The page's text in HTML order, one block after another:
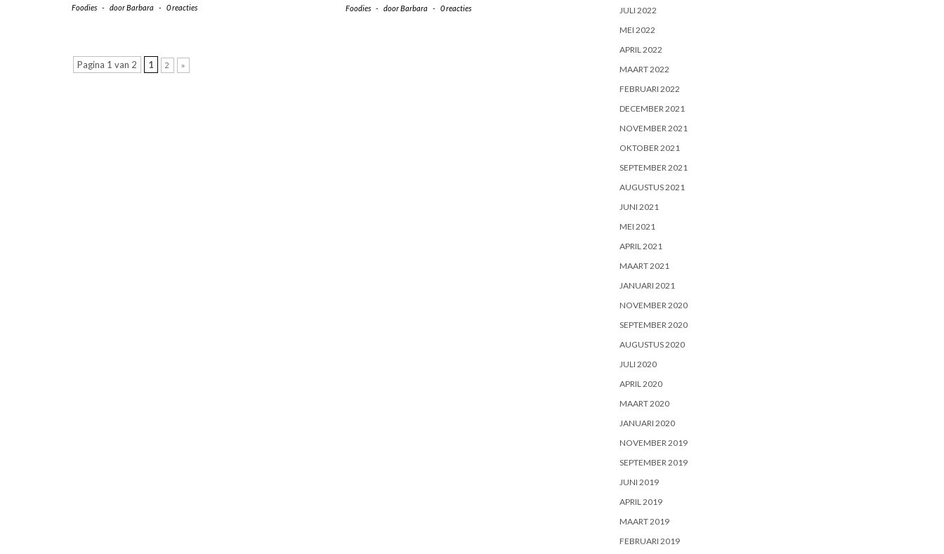
Foodies - doorBarbara - 0 reacties Foodies - doorBarbara - 0 reacties
Pagina 1 van 2 1 2 »
JULI 2022
MEI 2022
APRIL 2022
MAART 2022
FEBRUARI 2022
DECEMBER 2021
NOVEMBER 2021
OKTOBER 2021
SEPTEMBER 2021
AUGUSTUS 2021
JUNI 2021
MEI 2021
APRIL 2021
MAART 2021
JANUARI 2021
NOVEMBER 2020
SEPTEMBER 2020
AUGUSTUS 2020
JULI 2020
APRIL 2020
MAART 2020
JANUARI 2020
NOVEMBER 2019
SEPTEMBER 2019
JUNI 2019
APRIL 2019
MAART 2019
FEBRUARI 2019